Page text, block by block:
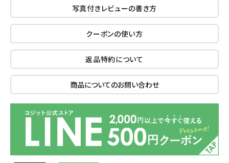
写真付きレビューの書き方
クーポンの使い方
返品特約について
商品についてのお問い合わせ